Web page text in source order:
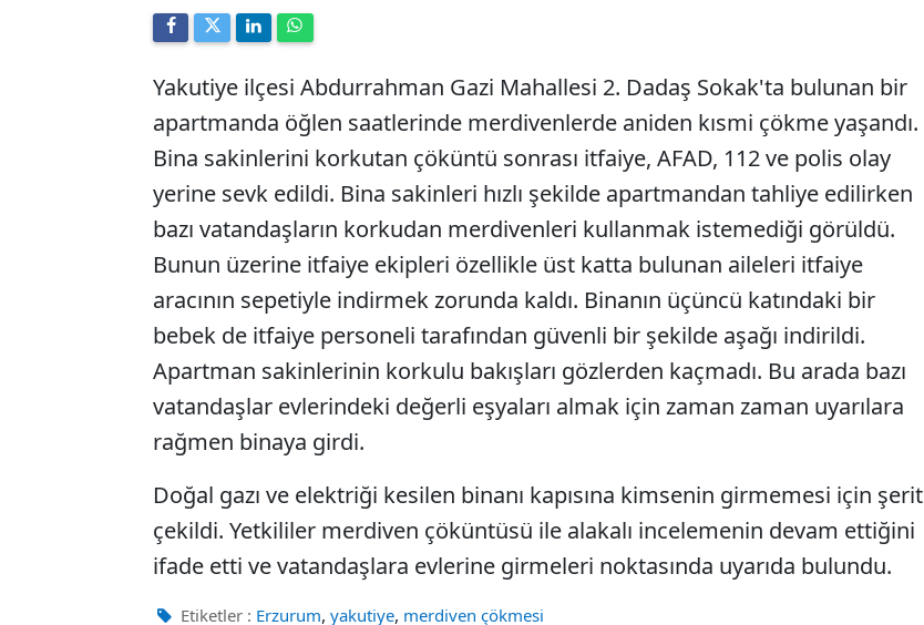
Yakutiye ilçesi Abdurrahman Gazi Mahallesi 2. Dadaş Sokak'ta bulunan bir
apartmanda öğlen saatlerinde merdivenlerde aniden kısmi çökme yaşandı.
Bina sakinlerini korkutan çöküntü sonrası itfaiye, AFAD, 112 ve polis olay
yerine sevk edildi. Bina sakinleri hızlı şekilde apartmandan tahliye edilirken
bazı vatandaşların korkudan merdivenleri kullanmak istemediği görüldü.
Bunun üzerine itfaiye ekipleri özellikle üst katta bulunan aileleri itfaiye
aracının sepetiyle indirmek zorunda kaldı. Binanın üçüncü katındaki bir
bebek de itfaiye personeli tarafından güvenli bir şekilde aşağı indirildi.
Apartman sakinlerinin korkulu bakışları gözlerden kaçmadı. Bu arada bazı
vatandaşlar evlerindeki değerli eşyaları almak için zaman zaman uyarılara
rağmen binaya girdi.
Doğal gazı ve elektriği kesilen binanı kapısına kimsenin girmemesi için şerit
çekildi. Yetkililer merdiven çöküntüsü ile alakalı incelemenin devam ettiğini
ifade etti ve vatandaşlara evlerine girmeleri noktasında uyarıda bulundu.
Etiketler : Erzurum, yakutiye, merdiven çökmesi